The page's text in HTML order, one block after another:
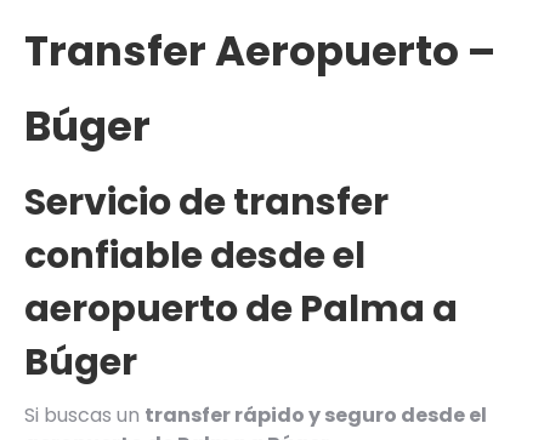
Transfer Aeropuerto –
Búger
Servicio de transfer
confiable desde el
aeropuerto de Palma a
Búger
Si buscas un transfer rápido y seguro desde el